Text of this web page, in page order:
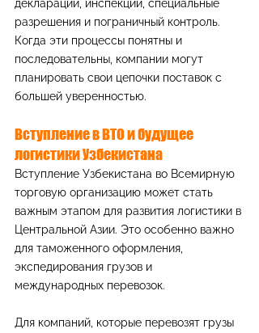
декларации, инспекции, специальные
разрешения и пограничный контроль.
Когда эти процессы понятны и
последовательны, компании могут
планировать свои цепочки поставок с
большей уверенностью.
Вступление в ВТО и будущее
логистики Узбекистана
Вступление Узбекистана во Всемирную
торговую организацию может стать
важным этапом для развития логистики в
Центральной Азии. Это особенно важно
для таможенного оформления,
экспедирования грузов и
международных перевозок.
Для компаний, которые перевозят грузы